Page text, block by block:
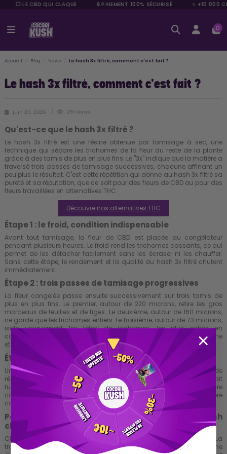
💥 LE CBD QUI CLAQUE 🔒 PAIEMENT 100% SÉCURISÉ ⭐ +10 000
0
Accueil Blog News Le hash 3x filtré, comment c'est fait ?
Le hash 3x filtré, comment c'est fait ?
juin 30, 2026 251 views
Qu'est-ce que le hash 3x filtré ?
Le hash 3x filtréest une résine obtenue par tamisage à sec, une
technique qui sépare les trichomes de la fleur du reste de la plante
grâce à des tamis de plus en plus fins. Le "3x" indique que la matière a
traversé trois passes de tamisage successives, chacune affinant un
peu plus le résultat. C'est cette répétition qui donne au hash 3x filtré sa
pureté et sa réputation, que ce soit pour des fleurs de CBD ou pour des
fleurs travaillées en alternatives THC.
Découvre nos alternatives THC
Étape 1 : le froid, condition indispensable
Avant tout tamisage, la fleur de CBD est placée au congélateur
pendant plusieurs heures. Le froid rend les trichomes cassants, ce qui
permet de les détacher facilement sans les écraser ni les chauffer.
Sans cette étape, le rendement et la qualité du hash 3x filtré chutent
immédiatement.
Étape 2 : trois passes de tamisage progressives
La fleur congelée passe ensuite successivement sur trois tamis de
plus en plus fins. Le premier, autour de 220 microns, retire les gros
morceaux de feuilles et de tiges. Le deuxième, autour de 160 microns,
ne garde que les trichomes entiers. Le troisième, autour de 73 microns,
isole uniquement les têtes de trichomes, les plus riches en
cannabinoïdes et en terpènes. C'est cette dernière fraction, la plus fine
et la plus rare, qui constitue le cœur du hash 3x filtré.
Étape 3 : le pressage
Une fois récoltée, la poudre fine est pressée pour former le bloc de
résine final. La pression, parfois associée à une légère chaleur, fait
fusionner les trichomes entre eux et donne au hash 3x filtré sa texture
compacte et malléable, ainsi que sa couleur beige à brun doré
caractéristique.
Pourquoi le 3x filtré coûte plus cher qu'un hash
classique
Chaque passe de tamisage réduit le volume de matière récoltée. La
troisième fraction, celle qui définit le hash 3x filtré, représente donc une